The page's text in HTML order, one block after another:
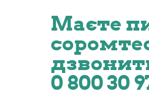
Маєте
0 800 30